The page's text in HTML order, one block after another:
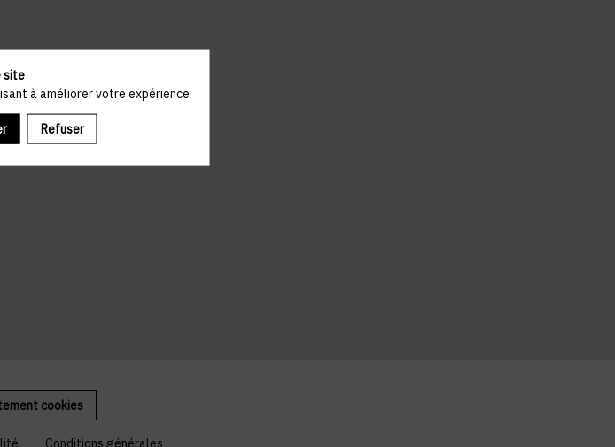
cookies
Conditions générales
site
à améliorer votre expérience.
Refuser